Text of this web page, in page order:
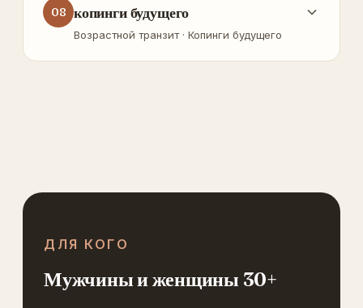
08 копинги будущего
Возрастной транзит · Копинги будущего
ДЛЯ КОГО
Мужчины и женщины 30+